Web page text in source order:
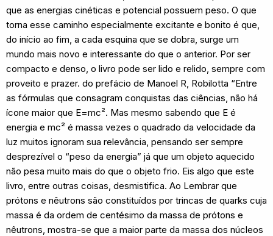
que as energias cinéticas e potencial possuem peso. O que
torna esse caminho especialmente excitante e bonito é que,
do início ao fim, a cada esquina que se dobra, surge um
mundo mais novo e interessante do que o anterior. Por ser
compacto e denso, o livro pode ser lido e relido, sempre com
proveito e prazer. do prefácio de Manoel R, Robilotta “Entre
as fórmulas que consagram conquistas das ciências, não há
ícone maior que E=mc². Mas mesmo sabendo que E é
energia e mc² é massa vezes o quadrado da velocidade da
luz muitos ignoram sua relevância, pensando ser sempre
desprezível o “peso da energia” já que um objeto aquecido
não pesa muito mais do que o objeto frio. Eis algo que este
livro, entre outras coisas, desmistifica. Ao Lembrar que
prótons e nêutrons são constituídos por trincas de quarks cuja
massa é da ordem de centésimo da massa de prótons e
nêutrons, mostra-se que a maior parte da massa dos núcleos